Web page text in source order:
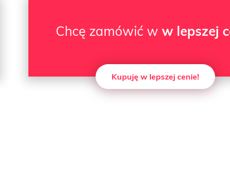
Chcę zamówić ww lepszej
Kupuję w lepszej cenie!